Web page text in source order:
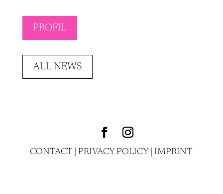
PROFIL
ALL NEWS
CONTACT |PRIVACY POLICY |IMPRINT